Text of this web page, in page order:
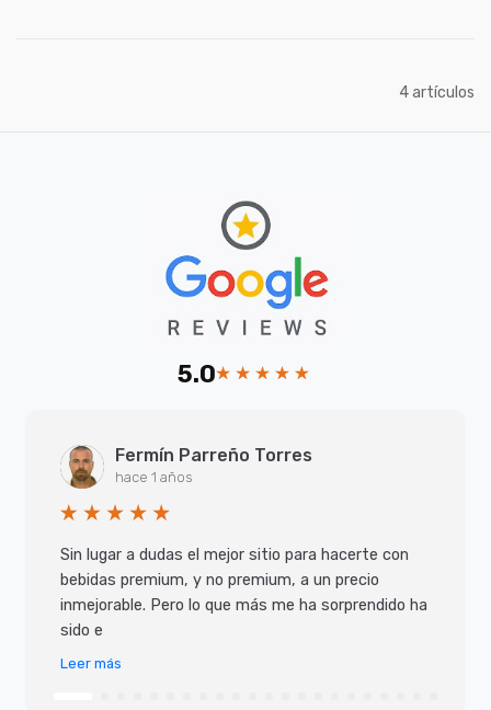
4artículos
5.0
Fermín Parreño Torres
hace 1 años
Sin lugar a dudas el mejor sitio para hacerte con
bebidas premium, y no premium, a un precio
inmejorable. Pero lo que más me ha sorprendido ha
sido e
Leer más